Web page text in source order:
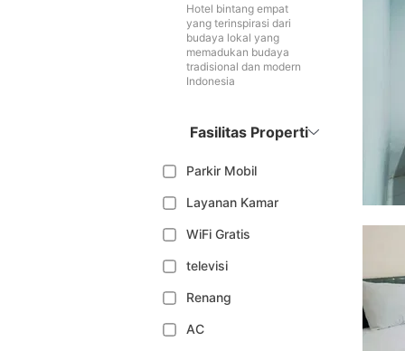
Hotel bintang empat
yang terinspirasi dari
budaya lokal yang
memadukan budaya
tradisional dan modern
Indonesia
Fasilitas Properti
Parkir Mobil
Layanan Kamar
WiFi Gratis
televisi
Renang
AC